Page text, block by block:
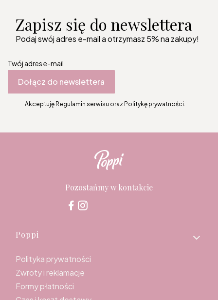
Zapisz się do newslettera
Podaj swój adres e-mail a otrzymasz 5% na zakupy!
Twój adres e-mail
Dołącz do newslettera
Akceptuję Regulamin serwisu oraz Politykę prywatności.
Pozostańmy w kontakcie
Linki w stopce
Poppi
Polityka prywatności
Zwroty i reklamacje
Formy płatności